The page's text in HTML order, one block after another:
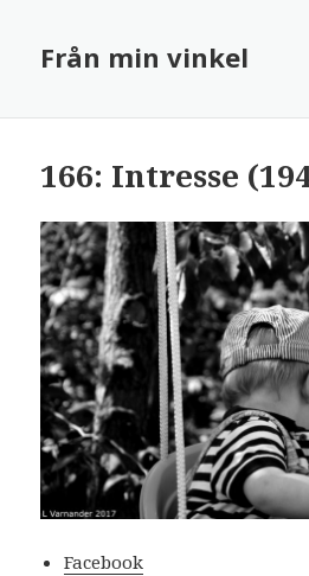
Från min vinkel
166: Intresse
Facebook